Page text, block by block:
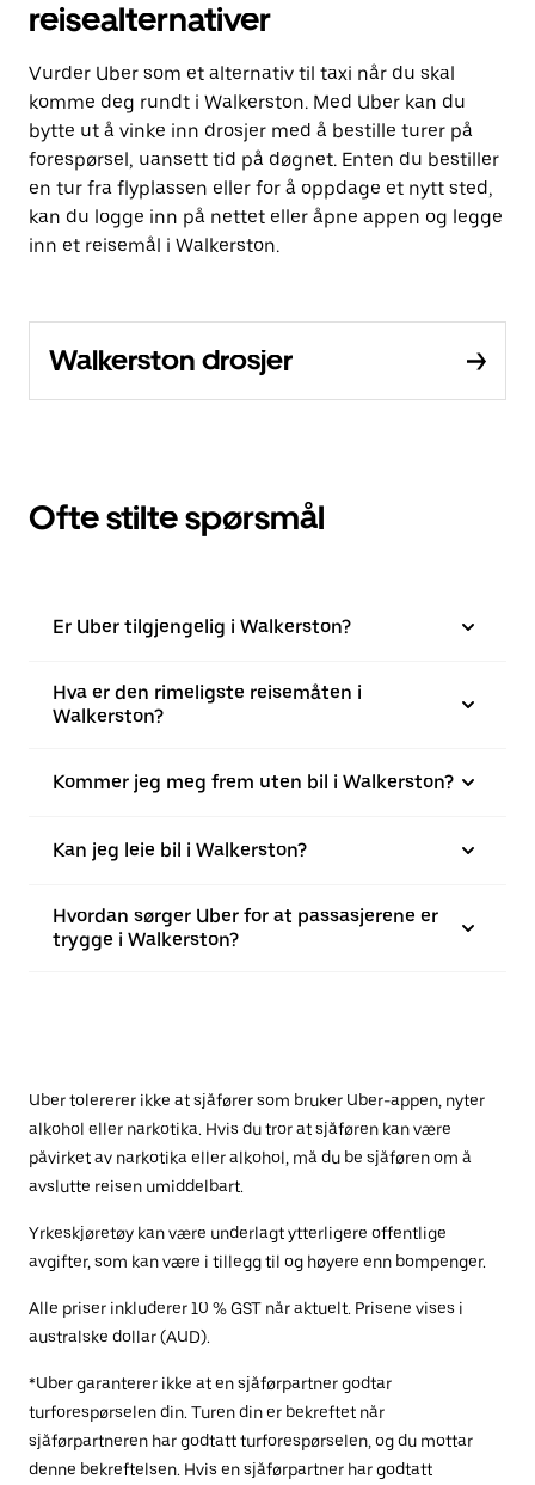
reisealternativer
Vurder Uber som et alternativ til taxi når du skal
komme deg rundt i Walkerston. Med Uber kan du
bytte ut å vinke inn drosjer med å bestille turer på
forespørsel, uansett tid på døgnet. Enten du bestiller
en tur fra flyplassen eller for å oppdage et nytt sted,
kan du logge inn på nettet eller åpne appen og legge
inn et reisemål i Walkerston.
Walkerston drosjer
Ofte stilte spørsmål
Er Uber tilgjengelig i Walkerston?
Hva er den rimeligste reisemåten i
Walkerston?
Kommer jeg meg frem uten bil i Walkerston?
Kan jeg leie bil i Walkerston?
Hvordan sørger Uber for at passasjerene er
trygge i Walkerston?
Uber tolererer ikke at sjåfører som bruker Uber-appen, nyter
alkohol eller narkotika. Hvis du tror at sjåføren kan være
påvirket av narkotika eller alkohol, må du be sjåføren om å
avslutte reisen umiddelbart.
Yrkeskjøretøy kan være underlagt ytterligere offentlige
avgifter, som kan være i tillegg til og høyere enn bompenger.
Alle priser inkluderer 10 % GST når aktuelt. Prisene vises i
australske dollar (AUD).
*Uber garanterer ikke at en sjåførpartner godtar
turforespørselen din. Turen din er bekreftet når
sjåførpartneren har godtatt turforespørselen, og du mottar
denne bekreftelsen. Hvis en sjåførpartner har godtatt